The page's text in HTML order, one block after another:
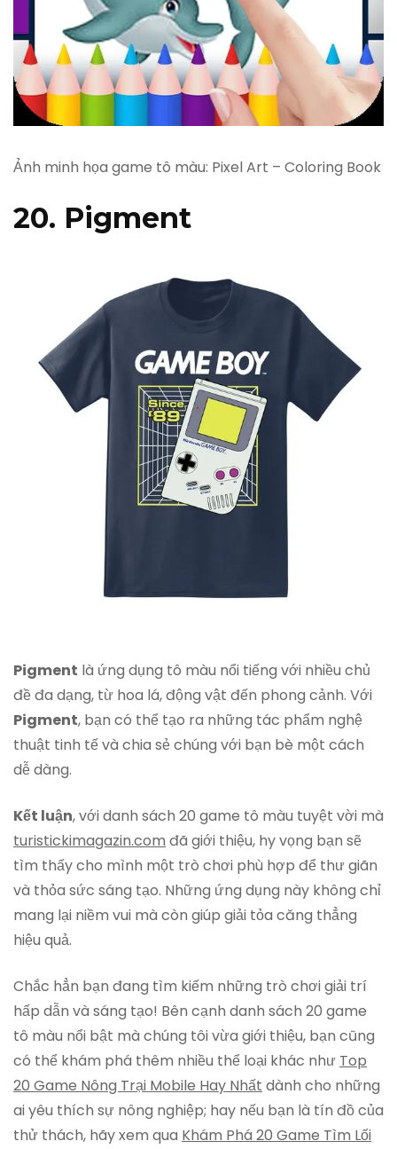
Ảnh minh họa game tô màu: Pixel Art – Coloring Book
20. Pigment
Pigment là ứng dụng tô màu nổi tiếng với nhiều chủ
đề đa dạng, từ hoa lá, động vật đến phong cảnh. Với
Pigment, bạn có thể tạo ra những tác phẩm nghệ
thuật tinh tế và chia sẻ chúng với bạn bè một cách
dễ dàng.
Kết luận, với danh sách 20 game tô màu tuyệt vời mà
turistickimagazin.com đã giới thiệu, hy vọng bạn sẽ
tìm thấy cho mình một trò chơi phù hợp để thư giãn
và thỏa sức sáng tạo. Những ứng dụng này không chỉ
mang lại niềm vui mà còn giúp giải tỏa căng thẳng
hiệu quả.
Chắc hẳn bạn đang tìm kiếm những trò chơi giải trí
hấp dẫn và sáng tạo! Bên cạnh danh sách 20 game
tô màu nổi bật mà chúng tôi vừa giới thiệu, bạn cũng
có thể khám phá thêm nhiều thể loại khác như Top
20 Game Nông Trại Mobile Hay Nhất dành cho những
ai yêu thích sự nông nghiệp; hay nếu bạn là tín đồ của
thử thách, hãy xem qua Khám Phá 20 Game Tìm Lối